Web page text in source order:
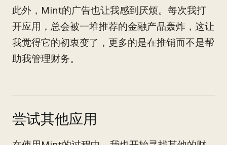
此外，Mint的广告也让我感到厌烦。每次我打
开应用，总会被一堆推荐的金融产品轰炸，这让
我觉得它的初衷变了，更多的是在推销而不是帮
助我管理财务。
尝试其他应用